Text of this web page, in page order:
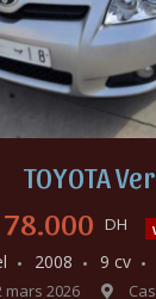
TOYOTA
78.000 DH
2008 9 cv
mars 2026